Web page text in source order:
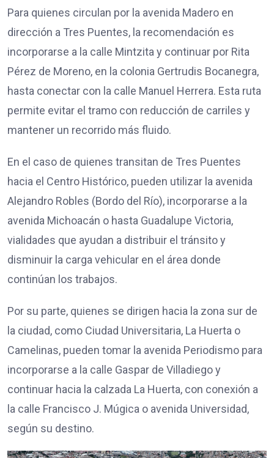
Para quienes circulan por la avenida Madero en
dirección a Tres Puentes, la recomendación es
incorporarse a la calle Mintzita y continuar por Rita
Pérez de Moreno, en la colonia Gertrudis Bocanegra,
hasta conectar con la calle Manuel Herrera. Esta ruta
permite evitar el tramo con reducción de carriles y
mantener un recorrido más fluido.
En el caso de quienes transitan de Tres Puentes
hacia el Centro Histórico, pueden utilizar la avenida
Alejandro Robles (Bordo del Río), incorporarse a la
avenida Michoacán o hasta Guadalupe Victoria,
vialidades que ayudan a distribuir el tránsito y
disminuir la carga vehicular en el área donde
continúan los trabajos.
Por su parte, quienes se dirigen hacia la zona sur de
la ciudad, como Ciudad Universitaria, La Huerta o
Camelinas, pueden tomar la avenida Periodismo para
incorporarse a la calle Gaspar de Villadiego y
continuar hacia la calzada La Huerta, con conexión a
la calle Francisco J. Múgica o avenida Universidad,
según su destino.